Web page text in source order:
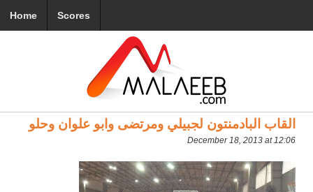
Home Scores
القاب البادمنتون لجبيلي ومرتضى وابو علوان وحلو
December 18, 2013 at 12:06